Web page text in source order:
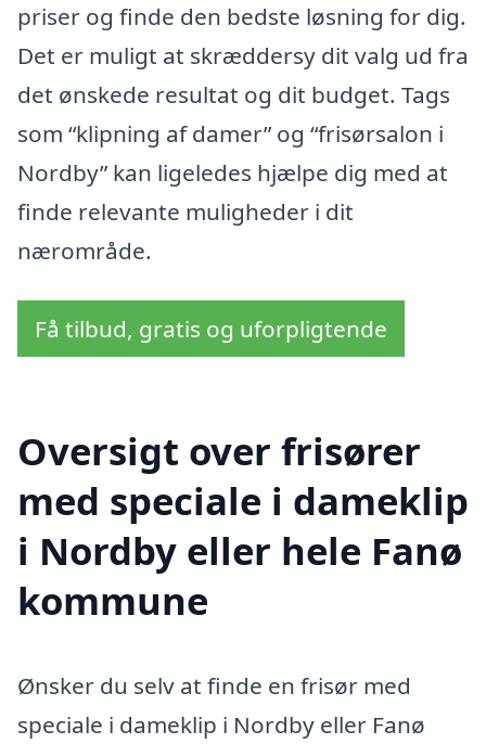
priser og finde den bedste løsning for dig.
Det er muligt at skræddersy dit valg ud fra
det ønskede resultat og dit budget. Tags
som “klipning af damer” og “frisørsalon i
Nordby” kan ligeledes hjælpe dig med at
finde relevante muligheder i dit
nærområde.
Få tilbud, gratis og uforpligtende
Oversigt over frisører
med speciale i dameklip
i Nordby eller hele Fanø
kommune
Ønsker du selv at finde en frisør med
speciale i dameklip i Nordby eller Fanø